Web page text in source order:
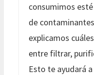
consumimos
de
explicamos
entre filtrar,
Esto te ayudará